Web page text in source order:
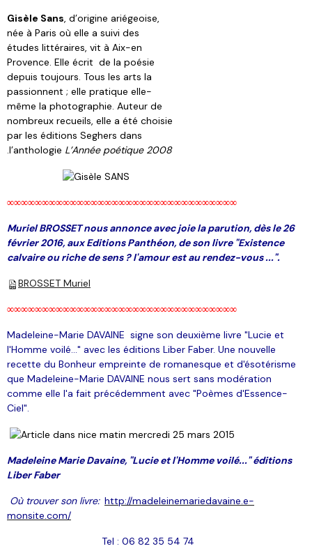
Gisèle Sans, d’origine ariégeoise,
née à Paris où elle a suivi des
études littéraires, vit à Aix-en
Provence. Elle écrit de la poésie
depuis toujours. Tous les arts la
passionnent ; elle pratique elle-
même la photographie. Auteur de
nombreux recueils, elle a été choisie
par les éditions Seghers dans
l’anthologie L’Année poétique 2008
.
∞∞∞∞∞∞∞∞∞∞∞∞∞∞∞∞∞∞∞∞∞∞∞∞∞∞∞∞∞∞∞∞∞
Muriel BROSSET nous annonce avec joie la parution, dès le 26
février 2016, aux Editions Panthéon, de son livre "Existence
calvaire ou riche de sens ? l'amour est au rendez-vous ...".
BROSSET Muriel
∞∞∞∞∞∞∞∞∞∞∞∞∞∞∞∞∞∞∞∞∞∞∞∞∞∞∞∞∞∞∞∞∞
Madeleine-Marie DAVAINE signe son deuxième livre "Lucie et
l'Homme voilé..." avec les éditions Liber Faber. Une nouvelle
recette du Bonheur empreinte de romanesque et d'ésotérisme
que Madeleine-Marie DAVAINE nous sert sans modération
comme elle l'a fait précédemment avec "Poèmes d'Essence-
Ciel".
Madeleine Marie Davaine, "Lucie et l'Homme voilé..." éditions
Liber Faber
Où trouver son livre: http://madeleinemariedavaine.e-
monsite.com/
Tel : 06 82 35 54 74